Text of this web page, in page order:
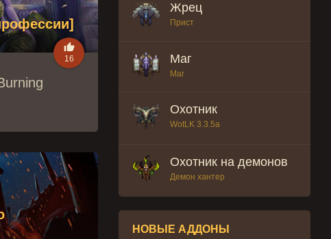

16
Жрец
Прист
Маг
Маг
Охотник
WotLK 3.3.5a
Охотник на демонов
Демон хантер
НОВЫЕ АДДОНЫ